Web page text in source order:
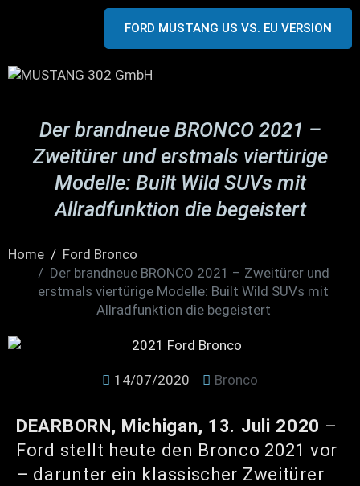
FORD MUSTANG US VS. EU VERSION
Der brandneue BRONCO 2021 –
Zweitürer und erstmals viertürige
Modelle: Built Wild SUVs mit
Allradfunktion die begeistert
Home
Ford Bronco
Der brandneue BRONCO 2021 – Zweitürer und
erstmals viertürige Modelle: Built Wild SUVs mit
Allradfunktion die begeistert
14/07/2020 Bronco
DEARBORN, Michigan, 13. Juli 2020 –
Ford stellt heute den Bronco 2021 vor
– darunter ein klassischer Zweitürer